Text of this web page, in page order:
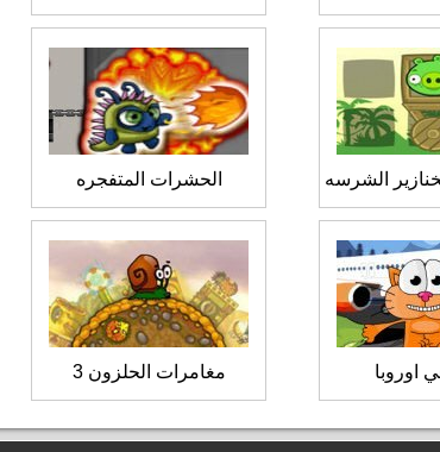
الشرسه الحشرات المتفجره
اوروبا مغامرات الحلزون 3